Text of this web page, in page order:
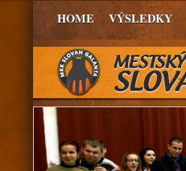
HOME VÝSLEDKY